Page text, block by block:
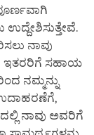
ನಾವು
ಇತರರಿಗೆ ಸಹಾಯ
ನಮ್ಮನ್ನು
ಉದಾಹರಣೆಗೆ,
ನಾವು ಅವರಿಗೆ